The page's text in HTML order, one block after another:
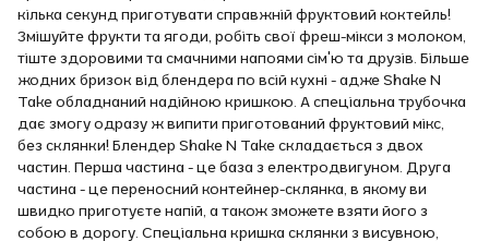
кілька секунд приготувати справжній фруктовий коктейль!
Змішуйте фрукти та ягоди, робіть свої фреш-мікси з молоком,
тіште здоровими та смачними напоями сім'ю та друзів. Більше
жодних бризок від блендера по всій кухні - адже Shake N
Take обладнаний надійною кришкою. А спеціальна трубочка
дає змогу одразу ж випити приготований фруктовий мікс,
без склянки! Блендер Shake N Take складається з двох
частин. Перша частина - це база з електродвигуном. Друга
частина - це переносний контейнер-склянка, в якому ви
швидко приготуєте напій, а також зможете взяти його з
собою в дорогу. Спеціальна кришка склянки з висувною,